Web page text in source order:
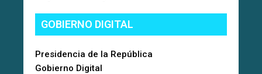
GOBIERNO DIGITAL
Presidencia de la República
Gobierno Digital